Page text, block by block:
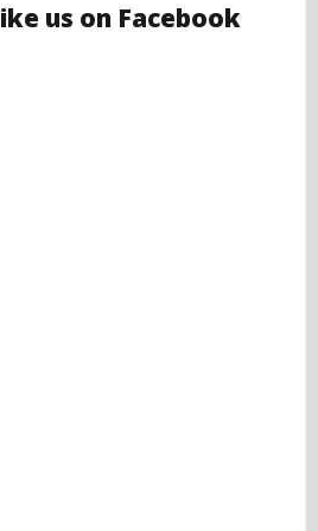
us on Facebook